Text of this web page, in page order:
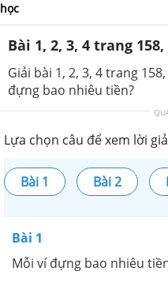
học
Bài 1, 2, 3, 4 trang 158,
Giải bài 1, 2, 3, 4 trang
đựng bao nhiêu tiền?
Lựa chọn câu để xem lời
Bài 1 Bài 2
Bài 1
Mỗi ví đựng bao nhiêu